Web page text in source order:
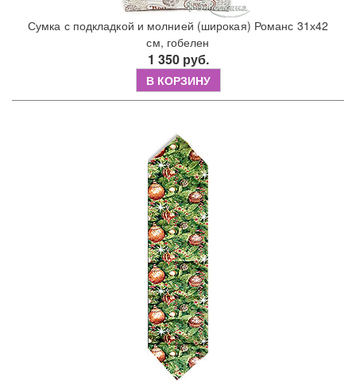
Сумка с подкладкой и молнией (широкая) Романс 31х42
см, гобелен
1 350 руб.
В КОРЗИНУ